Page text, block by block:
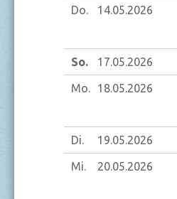
Do. 14.05.2026
So. 17.05.2026
Mo. 18.05.2026
Di. 19.05.2026
Mi. 20.05.2026